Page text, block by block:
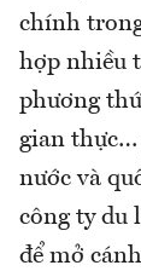
chính
hợp nhiều
phương
gian thực…
nước và
công ty du
để mở